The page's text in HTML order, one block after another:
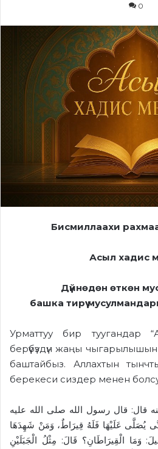
0
Бисмиллаахи
Асыл хадис
Дүйнөдөн өткөн м
башка тирүү
Урматтуу бир туугандар
берүүбүздүн жаңы
баштайбыз. Аллахтын
берекеси сиздер менен
قال: قال رسول الله صلى الله عليه
يُصَلَّى عَلَيْهَا فَلَهُ قِيرَاطٌ، وَمَنْ شَهِدَهَا
وَمَا الْقِيرَاطَانِ؟ قَالَ: مِثْلُ الْجَبَلَيْنِ